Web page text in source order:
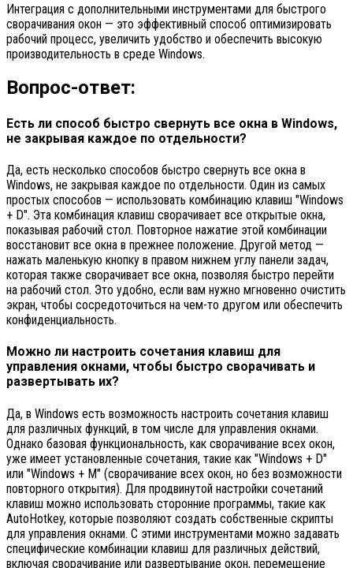
Интеграция с дополнительными инструментами для быстрого
сворачивания окон — это эффективный способ оптимизировать
рабочий процесс, увеличить удобство и обеспечить высокую
производительность в среде Windows.
Вопрос-ответ:
Есть ли способ быстро свернуть все окна в Windows,
не закрывая каждое по отдельности?
Да, есть несколько способов быстро свернуть все окна в
Windows, не закрывая каждое по отдельности. Один из самых
простых способов — использовать комбинацию клавиш "Windows
+ D". Эта комбинация клавиш сворачивает все открытые окна,
показывая рабочий стол. Повторное нажатие этой комбинации
восстановит все окна в прежнее положение. Другой метод —
нажать маленькую кнопку в правом нижнем углу панели задач,
которая также сворачивает все окна, позволяя быстро перейти
на рабочий стол. Это удобно, если вам нужно мгновенно очистить
экран, чтобы сосредоточиться на чем-то другом или обеспечить
конфиденциальность.
Можно ли настроить сочетания клавиш для
управления окнами, чтобы быстро сворачивать и
развертывать их?
Да, в Windows есть возможность настроить сочетания клавиш
для различных функций, в том числе для управления окнами.
Однако базовая функциональность, как сворачивание всех окон,
уже имеет установленные сочетания, такие как "Windows + D"
или "Windows + M" (сворачивание всех окон, но без возможности
повторного открытия). Для продвинутой настройки сочетаний
клавиш можно использовать сторонние программы, такие как
AutoHotkey, которые позволяют создать собственные скрипты
для управления окнами. С этими инструментами можно задавать
специфические комбинации клавиш для различных действий,
включая сворачивание или развертывание окон, перемещение